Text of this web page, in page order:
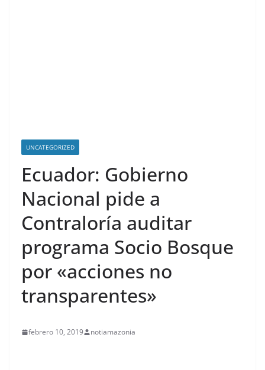
UNCATEGORIZED
Ecuador: Gobierno
Nacional pide a
Contraloría auditar
programa Socio Bosque
por «acciones no
transparentes»
febrero 10, 2019 notiamazonia